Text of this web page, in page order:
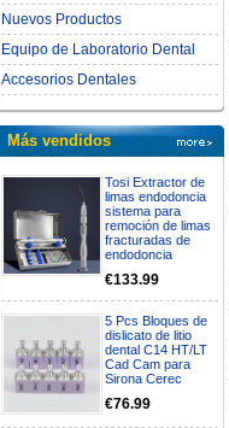
Nuevos Productos
Equipo de Laboratorio Dental
Accesorios Dentales
Más vendidos
Tosi Extractor de
limas endodoncia
sistema para
remoción de limas
fracturadas de
endodoncia
€133.99
5 Pcs Bloques de
dislicato de litio
dental C14 HT/LT
Cad Cam para
Sirona Cerec
€76.99